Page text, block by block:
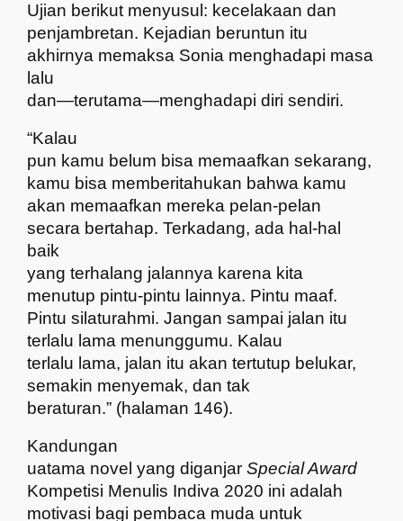
Ujian berikut menyusul: kecelakaan dan
penjambretan. Kejadian beruntun itu
akhirnya memaksa Sonia menghadapi masa
lalu
dan—terutama—menghadapi diri sendiri.
“Kalau
pun kamu belum bisa memaafkan sekarang,
kamu bisa memberitahukan bahwa kamu
akan memaafkan mereka pelan-pelan
secara bertahap. Terkadang, ada hal-hal
baik
yang terhalang jalannya karena kita
menutup pintu-pintu lainnya. Pintu maaf.
Pintu silaturahmi. Jangan sampai jalan itu
terlalu lama menunggumu. Kalau
terlalu lama, jalan itu akan tertutup belukar,
semakin menyemak, dan tak
beraturan.” (halaman 146).
Kandungan
uatama novel yang diganjarSpecial Award
Kompetisi Menulis Indiva 2020 ini adalah
motivasi bagi pembaca muda untuk